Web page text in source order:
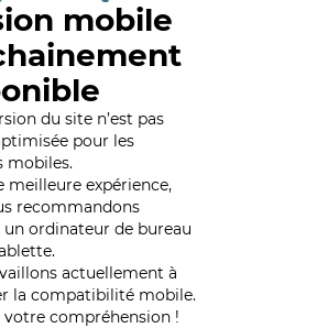
mobile
du site n’est pas
pour les
mobiles.
meilleure expérience,
recommandons
ordinateur de bureau
actuellement à
la compatibilité mobile.
votre compréhension !